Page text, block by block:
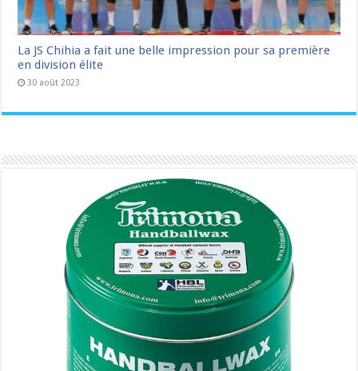
La JS Chihia a fait une belle impression pour sa première
en division élite
30 août 2023